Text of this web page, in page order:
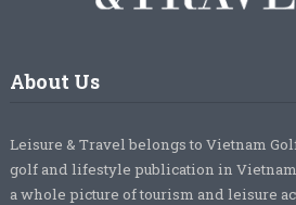
About Us
Leisure & Travel belongs to Vietnam
golf and lifestyle publication in
a whole picture of tourism and leisure